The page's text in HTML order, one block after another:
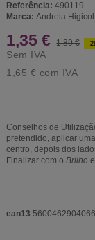
Referência: 490119
Marca: Andreia Higicol
1,35 € 1,89 € -
Sem IVA
1,65 € com IVA
Conselhos de
pretendido, aplicar
centro, depois dos
Finalizar com o Brilho
ean13 5600462904066